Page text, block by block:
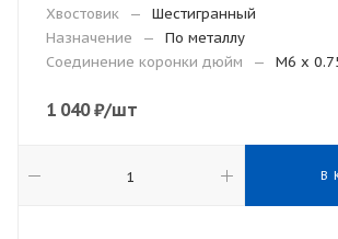
Хвостовик
—
Шестигранный
Назначение
—
По металлу
Соединение коронки дюйм
— M6 x
1 040₽/шт
В